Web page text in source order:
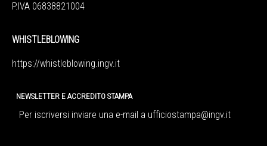
P.IVA 06838821004
WHISTLEBLOWING
https://whistleblowing.ingv.it
NEWSLETTER E ACCREDITO STAMPA
Per iscriversi inviare una e-mail a ufficiostampa@ingv.it